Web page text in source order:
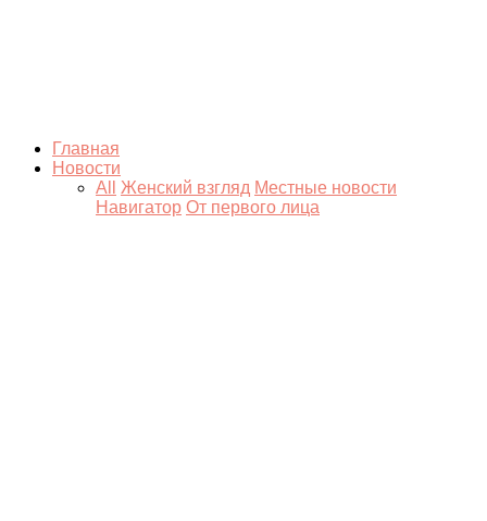
Главная
Новости
All
Женский взгляд Местные новости
Навигатор От первого лица